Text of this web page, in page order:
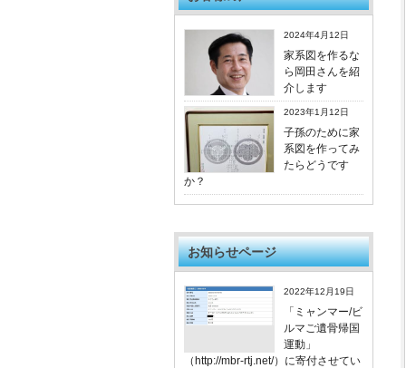
2024年4月12日
家系図を作るな
ら岡田さんを紹
介します
2023年1月12日
子孫のために家
系図を作ってみ
たらどうです
か？
お知らせページ
2022年12月19日
「ミャンマー/ビ
ルマご遺骨帰国
運動」
（http://mbr-rtj.net/）に寄付させてい